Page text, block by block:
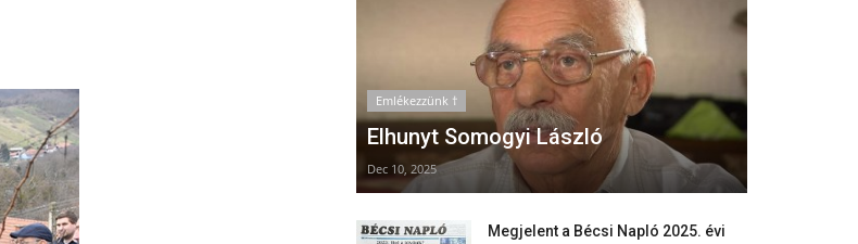
Emlékezzünk †
Elhunyt Somogyi László
Dec 10, 2025
Megjelent a Bécsi Napló 2025. évi